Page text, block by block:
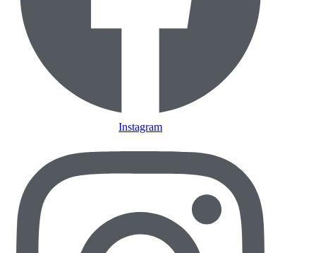
Instagram